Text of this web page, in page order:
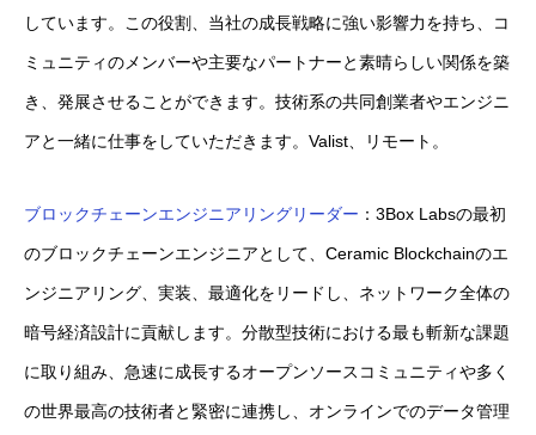
しています。この役割、当社の成長戦略に強い影響力を持ち、コ
ミュニティのメンバーや主要なパートナーと素晴らしい関係を築
き、発展させることができます。技術系の共同創業者やエンジニ
アと一緒に仕事をしていただきます。Valist、リモート。
ブロックチェーンエンジニアリングリーダー ：3Box Labsの最初
のブロックチェーンエンジニアとして、Ceramic Blockchainのエ
ンジニアリング、実装、最適化をリードし、ネットワーク全体の
暗号経済設計に貢献します。分散型技術における最も斬新な課題
に取り組み、急速に成長するオープンソースコミュニティや多く
の世界最高の技術者と緊密に連携し、オンラインでのデータ管理